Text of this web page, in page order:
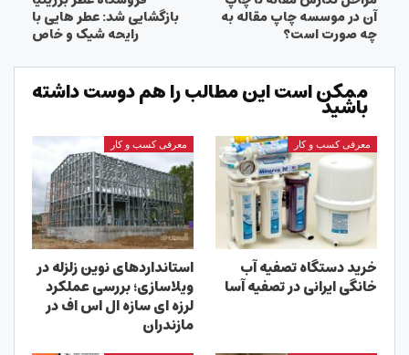
آن در موسسه چاپ مقاله به
چه صورت است؟
بازگشایی شد: عطر هایی با
رایحه شیک و خاص
ممکن است این مطالب را هم دوست داشته
باشید
معرفی کسب و کار
خرید دستگاه تصفیه آب
خانگی ایرانی در تصفیه آسا
معرفی کسب و کار
استانداردهای نوین زلزله در
ویلاسازی؛ بررسی عملکرد
لرزه ای سازه ال اس اف در
مازندران